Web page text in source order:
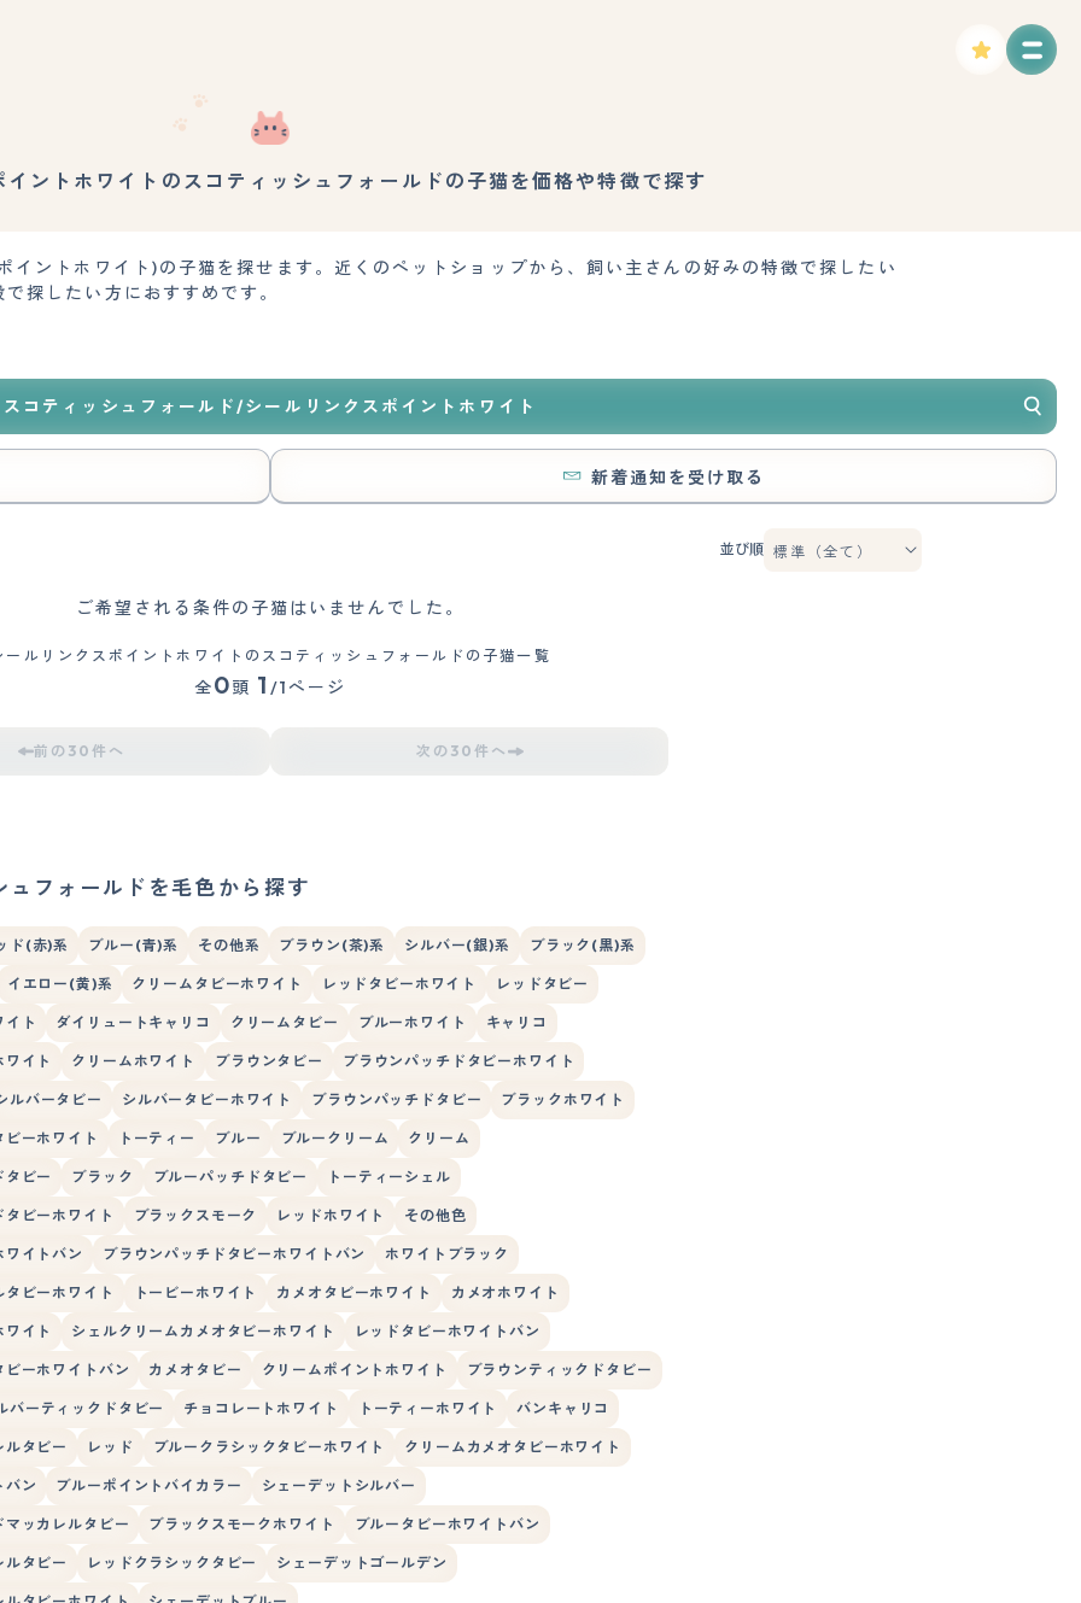
イントホワイトのスコティッシュフォールドの子猫を価格や特徴で探す
イントホワイト)の子猫を探せます。近くのペットショップから、飼い主さんの好みの特徴で探したい
探したい方におすすめです。
スコティッシュフォールド/シールリンクスポイントホワイト
新着通知を受け取る
並び順
ご希望される条件の子猫はいませんでした。
ールリンクスポイントホワイトのスコティッシュフォールドの子猫一覧
全0頭 1 /1ページ
前の30件へ 次の30件へ
ュフォールドを毛色から探す
ド(赤)系 ブルー(青)系 その他系 ブラウン(茶)系 シルバー(銀)系 ブラック(黒)系
イエロー(黄)系 クリームタビーホワイト レッドタビーホワイト レッドタビー
イト ダイリュートキャリコ クリームタビー ブルーホワイト キャリコ
イト クリームホワイト ブラウンタビー ブラウンパッチドタビーホワイト
ルバータビー シルバータビーホワイト ブラウンパッチドタビー ブラックホワイト
ーホワイト トーティー ブルー ブルークリーム クリーム
タビー ブラック ブルーパッチドタビー トーティーシェル
ビーホワイト ブラックスモーク レッドホワイト その他色
ワイトバン ブラウンパッチドタビーホワイトバン ホワイトブラック
タビーホワイト トービーホワイト カメオタビーホワイト カメオホワイト
イト シェルクリームカメオタビーホワイト レッドタビーホワイトバン
ーホワイトバン カメオタビー クリームポイントホワイト ブラウンティックドタビー
バーティックドタビー チョコレートホワイト トーティーホワイト バンキャリコ
ルタビー レッド ブルークラシックタビーホワイト クリームカメオタビーホワイト
バン ブルーポイントバイカラー シェーデットシルバー
ッカレルタビー ブラックスモークホワイト ブルータビーホワイトバン
ルタビー レッドクラシックタビー シェーデットゴールデン